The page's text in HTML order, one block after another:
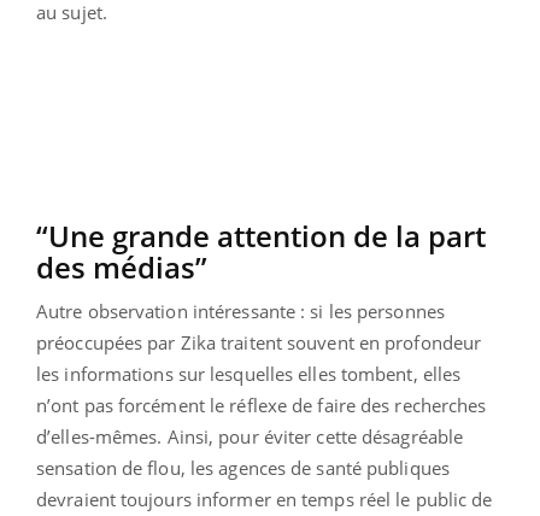
au sujet.
“Une grande attention de la part
des médias”
Autre observation intéressante : si les personnes
préoccupées par Zika traitent souvent en profondeur
les informations sur lesquelles elles tombent, elles
n’ont pas forcément le réflexe de faire des recherches
d’elles-mêmes. Ainsi, pour éviter cette désagréable
sensation de flou, les agences de santé publiques
devraient toujours informer en temps réel le public de